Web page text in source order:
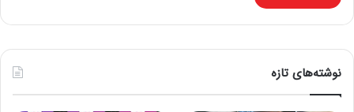
نوشته‌های تازه